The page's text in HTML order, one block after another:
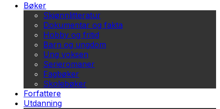
Bøker
Skjønnlitteratur
Dokumentar og fakta
Hobby og fritid
Barn og ungdom
Ung voksen
Serieromaner
Fagbøker
Skolebøker
Forfattere
Utdanning